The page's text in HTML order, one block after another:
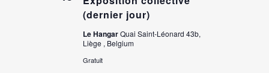
(dernier jour)
Le HangarQuai Saint-Léonard 43b,
Liège , Belgium
Gratuit